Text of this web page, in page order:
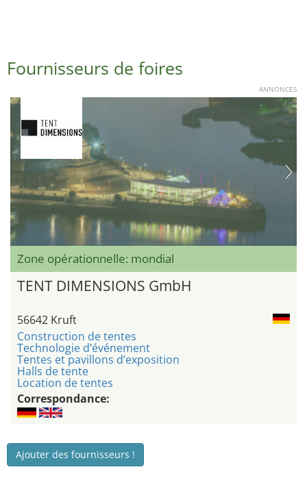
Fournisseurs de foires
ANNONCES
Zone opérationnelle: mondial
TENT DIMENSIONS GmbH
56642 Kruft
Construction de tentes
Technologie d’événement
Tentes et pavillons d’exposition
Halls de tente
Location de tentes
Correspondance:
Ajouter des fournisseurs !